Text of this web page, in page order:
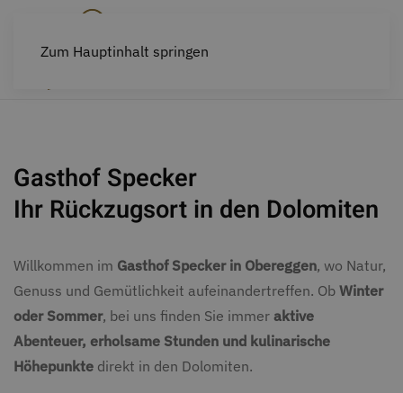
Zum Hauptinhalt springen
Gasthof Specker
Ihr Rückzugsort in den Dolomiten
Willkommen im Gasthof Specker in Obereggen, wo Natur,
Genuss und Gemütlichkeit aufeinandertreffen. Ob Winter
oder Sommer, bei uns finden Sie immer aktive
Abenteuer, erholsame Stunden und kulinarische
Höhepunkte direkt in den Dolomiten.